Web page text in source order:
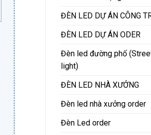
ĐÈN LED DỰ ÁN CÔNG
ĐÈN LED DỰ ÁN ODER
Đèn led đường phố
light)
ĐÈN LED NHÀ XƯỞNG
Đèn led nhà xưởng order
Đèn Led order